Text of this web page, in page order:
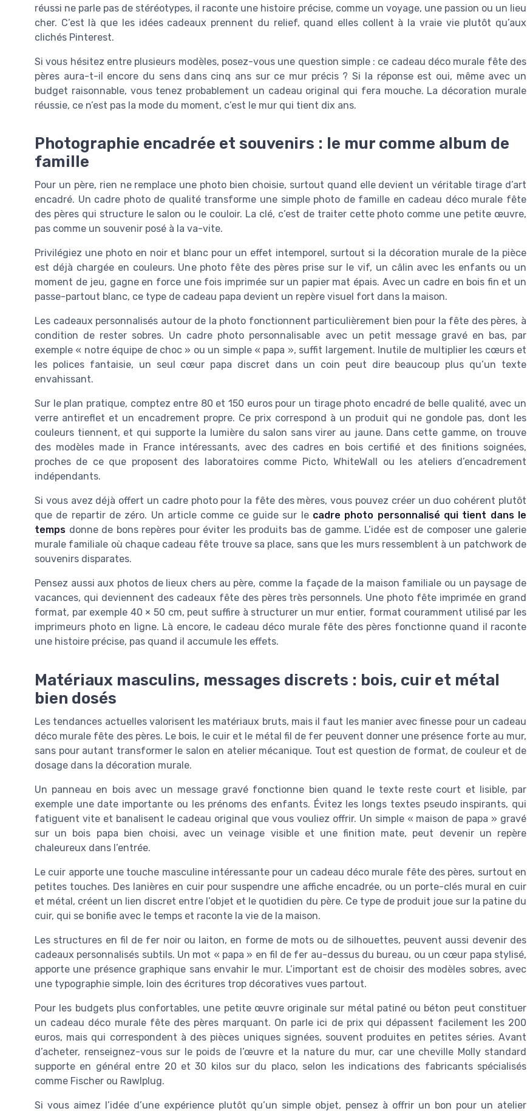
réussi ne parle pas de stéréotypes, il raconte une histoire précise, comme un voyage, une passion ou un lieu
cher. C’est là que les idées cadeaux prennent du relief, quand elles collent à la vraie vie plutôt qu’aux
clichés Pinterest.
Si vous hésitez entre plusieurs modèles, posez-vous une question simple : ce cadeau déco murale fête des
pères aura-t-il encore du sens dans cinq ans sur ce mur précis ? Si la réponse est oui, même avec un
budget raisonnable, vous tenez probablement un cadeau original qui fera mouche. La décoration murale
réussie, ce n’est pas la mode du moment, c’est le mur qui tient dix ans.
Photographie encadrée et souvenirs : le mur comme album de
famille
Pour un père, rien ne remplace une photo bien choisie, surtout quand elle devient un véritable tirage d’art
encadré. Un cadre photo de qualité transforme une simple photo de famille en cadeau déco murale fête
des pères qui structure le salon ou le couloir. La clé, c’est de traiter cette photo comme une petite œuvre,
pas comme un souvenir posé à la va-vite.
Privilégiez une photo en noir et blanc pour un effet intemporel, surtout si la décoration murale de la pièce
est déjà chargée en couleurs. Une photo fête des pères prise sur le vif, un câlin avec les enfants ou un
moment de jeu, gagne en force une fois imprimée sur un papier mat épais. Avec un cadre en bois fin et un
passe-partout blanc, ce type de cadeau papa devient un repère visuel fort dans la maison.
Les cadeaux personnalisés autour de la photo fonctionnent particulièrement bien pour la fête des pères, à
condition de rester sobres. Un cadre photo personnalisable avec un petit message gravé en bas, par
exemple « notre équipe de choc » ou un simple « papa », suffit largement. Inutile de multiplier les cœurs et
les polices fantaisie, un seul cœur papa discret dans un coin peut dire beaucoup plus qu’un texte
envahissant.
Sur le plan pratique, comptez entre 80 et 150 euros pour un tirage photo encadré de belle qualité, avec un
verre antireflet et un encadrement propre. Ce prix correspond à un produit qui ne gondole pas, dont les
couleurs tiennent, et qui supporte la lumière du salon sans virer au jaune. Dans cette gamme, on trouve
des modèles made in France intéressants, avec des cadres en bois certifié et des finitions soignées,
proches de ce que proposent des laboratoires comme Picto, WhiteWall ou les ateliers d’encadrement
indépendants.
Si vous avez déjà offert un cadre photo pour la fête des mères, vous pouvez créer un duo cohérent plutôt
que de repartir de zéro. Un article comme ce guide sur le cadre photo personnalisé qui tient dans le
temps donne de bons repères pour éviter les produits bas de gamme. L’idée est de composer une galerie
murale familiale où chaque cadeau fête trouve sa place, sans que les murs ressemblent à un patchwork de
souvenirs disparates.
Pensez aussi aux photos de lieux chers au père, comme la façade de la maison familiale ou un paysage de
vacances, qui deviennent des cadeaux fête des pères très personnels. Une photo fête imprimée en grand
format, par exemple 40 × 50 cm, peut suffire à structurer un mur entier, format couramment utilisé par les
imprimeurs photo en ligne. Là encore, le cadeau déco murale fête des pères fonctionne quand il raconte
une histoire précise, pas quand il accumule les effets.
Matériaux masculins, messages discrets : bois, cuir et métal
bien dosés
Les tendances actuelles valorisent les matériaux bruts, mais il faut les manier avec finesse pour un cadeau
déco murale fête des pères. Le bois, le cuir et le métal fil de fer peuvent donner une présence forte au mur,
sans pour autant transformer le salon en atelier mécanique. Tout est question de format, de couleur et de
dosage dans la décoration murale.
Un panneau en bois avec un message gravé fonctionne bien quand le texte reste court et lisible, par
exemple une date importante ou les prénoms des enfants. Évitez les longs textes pseudo inspirants, qui
fatiguent vite et banalisent le cadeau original que vous vouliez offrir. Un simple « maison de papa » gravé
sur un bois papa bien choisi, avec un veinage visible et une finition mate, peut devenir un repère
chaleureux dans l’entrée.
Le cuir apporte une touche masculine intéressante pour un cadeau déco murale fête des pères, surtout en
petites touches. Des lanières en cuir pour suspendre une affiche encadrée, ou un porte-clés mural en cuir
et métal, créent un lien discret entre l’objet et le quotidien du père. Ce type de produit joue sur la patine du
cuir, qui se bonifie avec le temps et raconte la vie de la maison.
Les structures en fil de fer noir ou laiton, en forme de mots ou de silhouettes, peuvent aussi devenir des
cadeaux personnalisés subtils. Un mot « papa » en fil de fer au-dessus du bureau, ou un cœur papa stylisé,
apporte une présence graphique sans envahir le mur. L’important est de choisir des modèles sobres, avec
une typographie simple, loin des écritures trop décoratives vues partout.
Pour les budgets plus confortables, une petite œuvre originale sur métal patiné ou béton peut constituer
un cadeau déco murale fête des pères marquant. On parle ici de prix qui dépassent facilement les 200
euros, mais qui correspondent à des pièces uniques signées, souvent produites en petites séries. Avant
d’acheter, renseignez-vous sur le poids de l’œuvre et la nature du mur, car une cheville Molly standard
supporte en général entre 20 et 30 kilos sur du placo, selon les indications des fabricants spécialisés
comme Fischer ou Rawlplug.
Si vous aimez l’idée d’une expérience plutôt qu’un simple objet, pensez à offrir un bon pour un atelier